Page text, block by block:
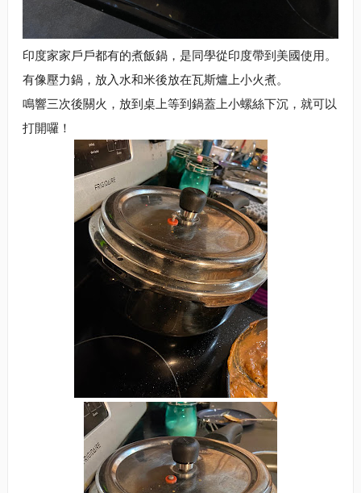
印度家家戶戶都有的煮飯鍋，是同學從印度帶到美國使用。
有像壓力鍋，放入水和米後放在瓦斯爐上小火煮。
鳴響三次後關火，放到桌上等到鍋蓋上小螺絲下沉，就可以
打開囉！